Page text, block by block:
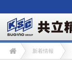
新着情報